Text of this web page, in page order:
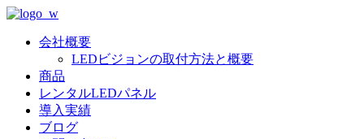
コ
会社概要
LEDビジョンの取付方法と概要
商品
レンタルLEDパネル
導入実績
ブログ